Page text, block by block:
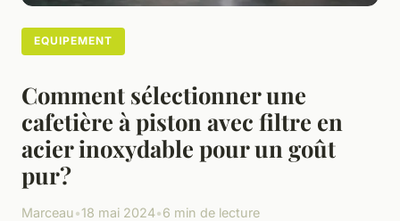
EQUIPEMENT
Comment sélectionner une
cafetière à piston avec filtre en
acier inoxydable pour un goût
pur?
Marceau•18 mai 2024•6 min de lecture